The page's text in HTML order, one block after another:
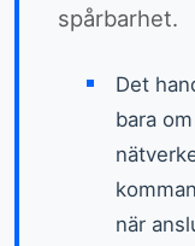
spårbarhet.
Det
bara
när